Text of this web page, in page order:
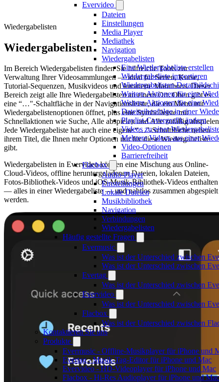
Evervideo
Dateien
Einstellungen
Media Player
Mediathek
Navigation
Wiedergabelisten
Eine Wiedergabeliste erstellen
Wiedergabeliste importieren
Wiedergabelisten-
Weitere Aktionen für eine
Weitere Aktionen für eine
Dateireihenfolge in einer
Playlist-Covergrafik ändern
Videos zu einer
Mehrere Videos aus einer
Video-Optionen
Barrierefreiheit
Flacbox
Audio-Player
Einstellungen
Lokale Dateien
Musikbibliothek
Navigation
Verbindungen
Wiedergabelisten
Häufig gestellte Fragen
Evermusic
Was ist der Unterschied zwischen
Was ist der Unterschied zwischen
Evertag
Was ist der Unterschied zwischen
Evervideo
Was ist der Unterschied zwischen
Flacbox
Was ist der Unterschied zwischen
Kontaktieren Sie uns
Produkte
Evermusic - Offline-Musikplayer für iPhone und
Evertag - Musik-Tag-Editor für iPhone und Mac
Evervideo - HD-Videoplayer für iPhone und Mac
Flacbox - Hi-Res Audioplayer für iPhone und Mac
Wiedergabelisten
Wiedergabelisten
Im Bereich Wiedergabelisten finden Sie hilfreiche Tools zur
Verwaltung Ihrer Videosammlungen — ideal für Serien, Kurse,
Tutorial-Sequenzen, Musikvideos und kuratierte Marathons. Dieser
Bereich zeigt alle Ihre Wiedergabelisten an einem Ort. Oben gibt es
eine “…"-Schaltfläche in der Navigationsleiste, die ein Menü mit
Wiedergabelistenoptionen öffnet, plus eine Symbolleiste mit
Schnellaktionen wie Suche, Alle abspielen und Alle zufällig
Jede Wiedergabeliste hat auch eine eigene “…"-Schaltfläche neben
ihrem Titel, die Ihnen mehr Optionen nur für diese Wiedergabeliste
gibt.
Wiedergabelisten in Evervideo können eine Mischung aus Online-
Cloud-Videos, offline heruntergeladenen Dateien, lokalen Dateien,
Fotos-Bibliothek-Videos und iOS-Musik-Bibliothek-Videos enthalten
— alles in einer Wiedergabeliste — und nahtlos zusammen abgespielt
werden.